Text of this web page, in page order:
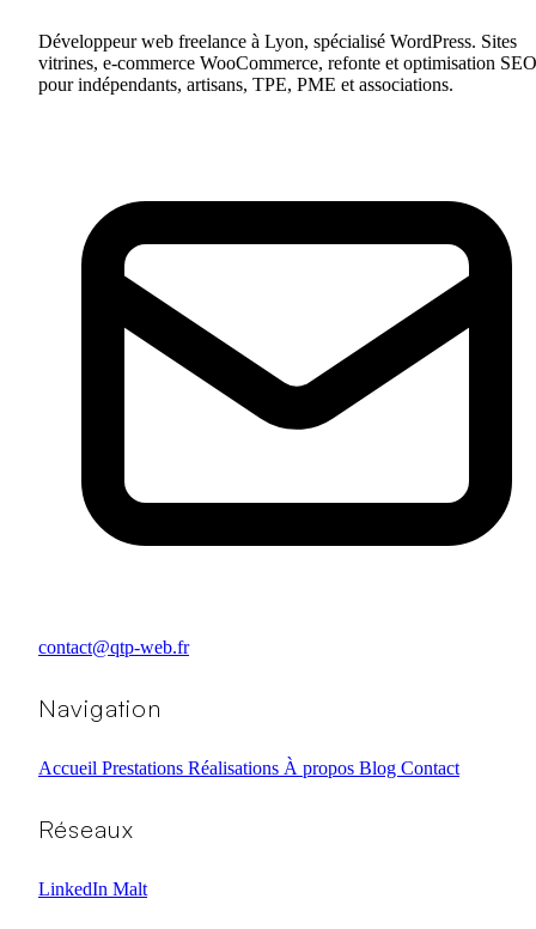
Développeur web freelance à Lyon, spécialisé WordPress. Sites
vitrines, e-commerce WooCommerce, refonte et optimisation SEO
pour indépendants, artisans, TPE, PME et associations.
contact@qtp-web.fr
Navigation
Accueil Prestations Réalisations À propos Blog Contact
Réseaux
LinkedIn Malt